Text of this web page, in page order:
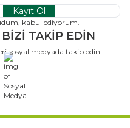
Kayıt Ol
kabul ediyorum.
BİZİ TAKİP EDİN
sosyal medyada takip edin